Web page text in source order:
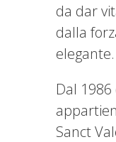
da dar
dalla
elegante.
Dal
Sanct